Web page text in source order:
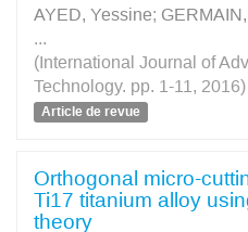
AYED, Yessine;
...
(International Journal of
Technology. pp. 1-11, 2016)
Article de revue
Orthogonal micro-
Ti17 titanium alloy
theory